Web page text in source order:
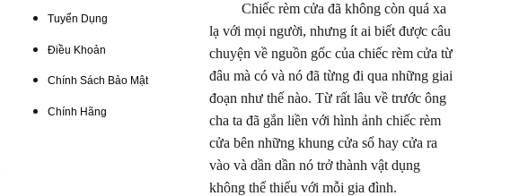
Tuyển Dụng
Điều Khoản
Chính Sách Bảo Mật
Chính Hãng
Chiếc rèm cửa đã không còn quá xa
lạ với mọi người, nhưng ít ai biết được câu
chuyện về nguồn gốc của chiếc rèm cửa từ
đâu mà có và nó đã từng đi qua những giai
đoạn như thế nào. Từ rất lâu về trước ông
cha ta đã gắn liền với hình ảnh chiếc rèm
cửa bên những khung cửa sổ hay cửa ra
vào và dần dần nó trở thành vật dụng
không thể thiếu với mỗi gia đình.